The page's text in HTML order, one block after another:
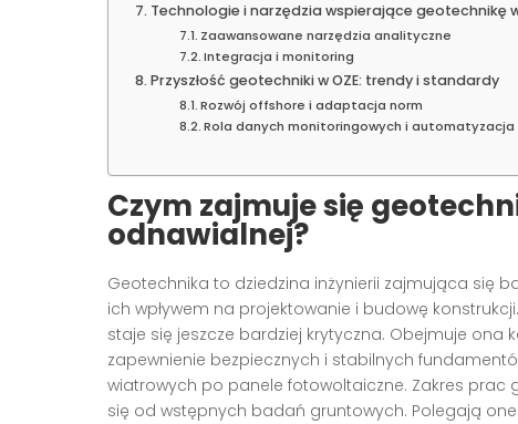
Technologie i narzędzia wspierające geotechnikę w
Zaawansowane narzędzia analityczne
Integracja i monitoring
Przyszłość geotechniki w OZE: trendy i standardy
Rozwój offshore i adaptacja norm
Rola danych monitoringowych i automatyzacja
Czym zajmuje się
odnawialnej?
Geotechnika to dziedzina inżynierii zajmująca się
ich wpływem na projektowanie i budowę
staje się jeszcze bardziej krytyczna. Obejmuje
zapewnienie bezpiecznych i stabilnych
wiatrowych po panele fotowoltaiczne. Zakres prac
się od wstępnych badań gruntowych. Polegają